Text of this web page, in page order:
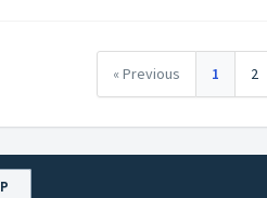
« Previous 1 2